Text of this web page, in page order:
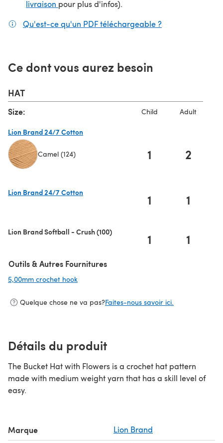
livraison (s'ouvre dans un nouvel onglet)
pour plus d'infos).
Qu'est-ce qu'un PDF téléchargeable ?
Ce dont vous aurez besoin
HAT
Size: Child Adult
Lion Brand 24/7 Cotton
Camel (124) 1 2
Lion Brand 24/7 Cotton
1 1
Lion Brand Softball - Crush (100) 1 1
Outils & Autres Fournitures
5,00mm crochet hook
Quelque chose ne va pas?Faites-nous savoir ici.
Détails du produit
The Bucket Hat with Flowers is a crochet hat pattern
made with medium weight yarn that has a skill level of
easy.
Marque Lion Brand